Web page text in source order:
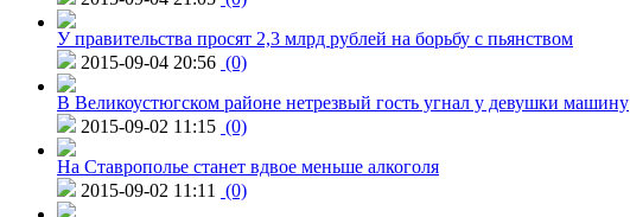
У правительства просят 2,3 млрд рублей на борьбу с пьянством
2015-09-04 20:56 (0)
В Великоустюгском районе нетрезвый гость угнал у девушки машину
2015-09-02 11:15 (0)
На Ставрополье станет вдвое меньше алкоголя
2015-09-02 11:11
(0)